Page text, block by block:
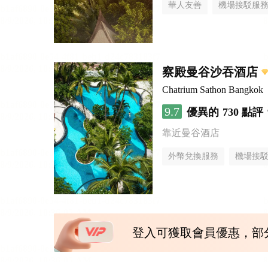
華人友善 機場接駁服務
察殿曼谷沙吞酒店
Chatrium Sathon Bangkok
9.7 優異的 730 點評
靠近曼谷酒店
外幣兌換服務 機場接
登入可獲取會員優惠，